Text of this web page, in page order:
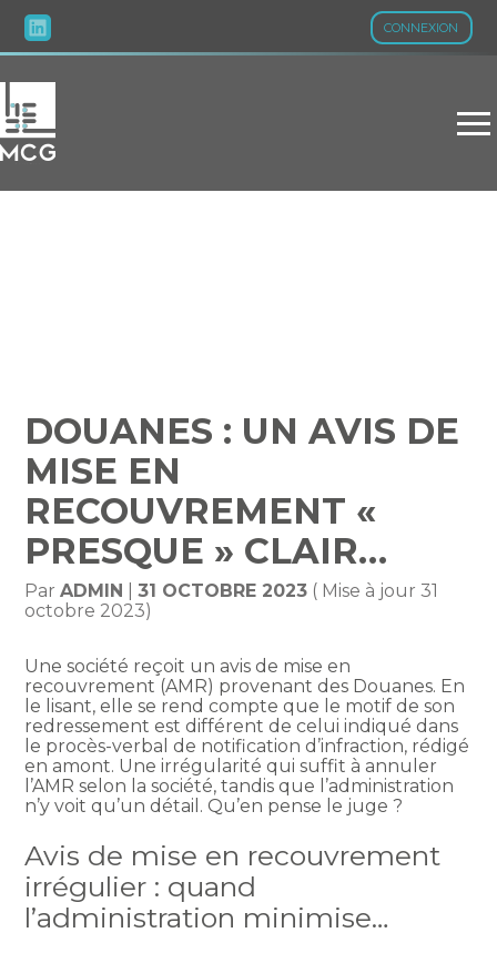
CONNEXION
Aller
au
DOUANES : UN AVIS DE
MISE EN
RECOUVREMENT «
PRESQUE » CLAIR…
ParADMIN |31 OCTOBRE 2023 ( Mise à jour 31
octobre 2023)
Une société reçoit un avis de mise en
recouvrement (AMR) provenant des Douanes. En
le lisant, elle se rend compte que le motif de son
redressement est différent de celui indiqué dans
le procès-verbal de notification d’infraction, rédigé
en amont. Une irrégularité qui suffit à annuler
l’AMR selon la société, tandis que l’administration
n’y voit qu’un détail. Qu’en pense le juge ?
Avis de mise en recouvrement
irrégulier : quand
l’administration minimise…